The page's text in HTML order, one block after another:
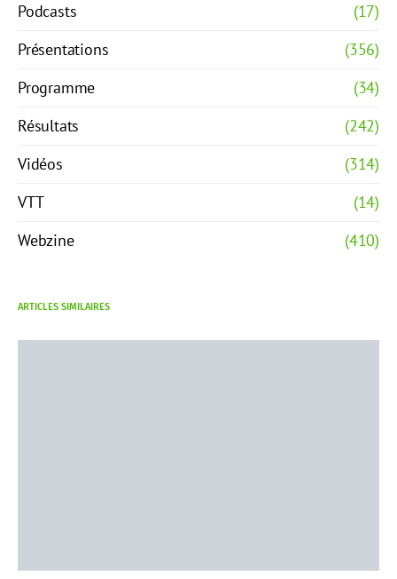
Podcasts
(17)
Présentations
(356)
Programme
(34)
Résultats
(242)
Vidéos
(314)
VTT
(14)
Webzine
(410)
ARTICLES SIMILAIRES